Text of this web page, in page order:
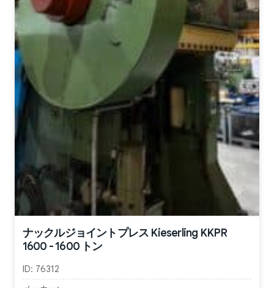
ナックルジョイントプレス Kieserling KKPR
1600 - 1600 トン
ID: 76312